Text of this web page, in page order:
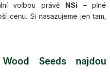
volbou právě NSi – plné
cenu. Si nasazujeme jen tam,
Seeds najdou